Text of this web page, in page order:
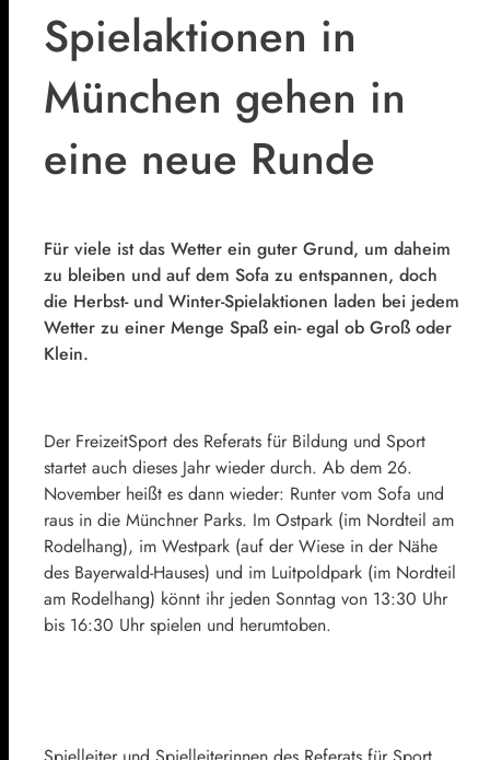
Spielaktionen in
München gehen in
eine neue Runde
Für viele ist das Wetter ein guter Grund, um daheim
zu bleiben und auf dem Sofa zu entspannen, doch
die Herbst- und Winter-Spielaktionen laden bei jedem
Wetter zu einer Menge Spaß ein- egal ob Groß oder
Klein.
Der FreizeitSport des Referats für Bildung und Sport
startet auch dieses Jahr wieder durch. Ab dem 26.
November heißt es dann wieder: Runter vom Sofa und
raus in die Münchner Parks. Im Ostpark (im Nordteil am
Rodelhang), im Westpark (auf der Wiese in der Nähe
des Bayerwald-Hauses) und im Luitpoldpark (im Nordteil
am Rodelhang) könnt ihr jeden Sonntag von 13:30 Uhr
bis 16:30 Uhr spielen und herumtoben.